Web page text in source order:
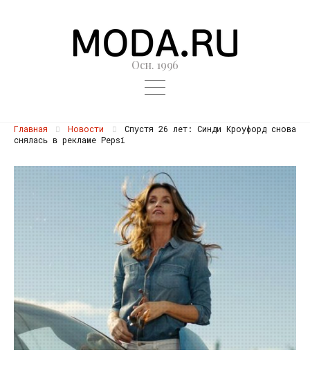
Осн. 1996
Главная Новости
Спустя 26 лет: Синди Кроуфорд снова
снялась в рекламе Pepsi